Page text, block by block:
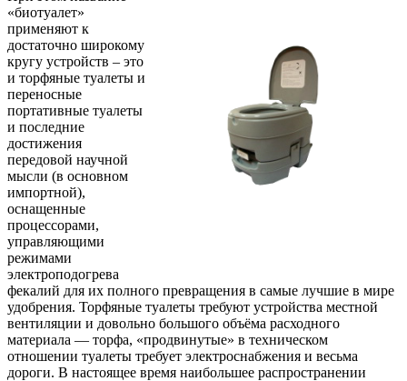
«биотуалет»
применяют к
достаточно широкому
кругу устройств – это
и торфяные туалеты и
переносные
портативные туалеты
и последние
достижения
передовой научной
мысли (в основном
импортной),
оснащенные
процессорами,
управляющими
режимами
электроподогрева
фекалий для их полного превращения в самые лучшие в мире
удобрения. Торфяные туалеты требуют устройства местной
вентиляции и довольно большого объёма расходного
материала — торфа, «продвинутые» в техническом
отношении туалеты требует электроснабжения и весьма
дороги. В настоящее время наибольшее распространении